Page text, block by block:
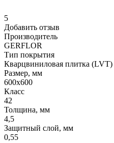
5
Добавить отзыв
Производитель
GERFLOR
Тип покрытия
Кварцвиниловая плитка (LVT)
Размер, мм
600x600
Класс
42
Толщина, мм
4,5
Защитный слой, мм
0,55